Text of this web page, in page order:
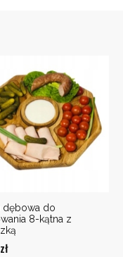
dębowa do
8-kątna z
zł